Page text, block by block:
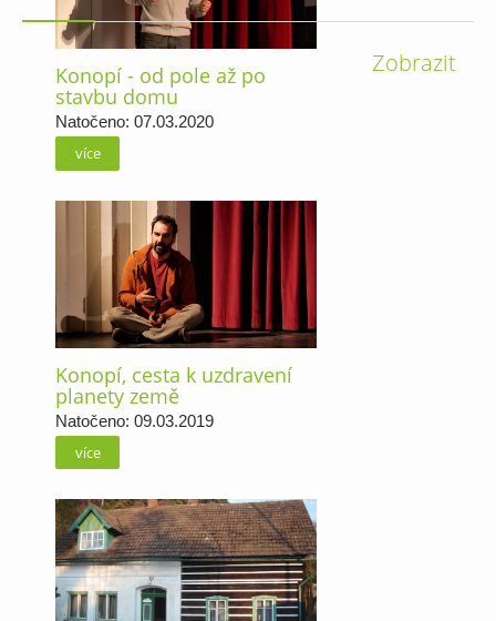
Konopí - od pole až po
stavbu domu
Natočeno: 07.03.2020
více
Konopí, cesta k uzdravení
planety země
Natočeno: 09.03.2019
více
Zobrazit